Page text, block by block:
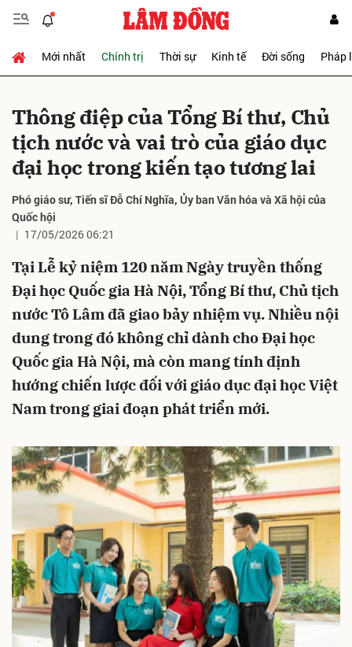
Mới nhất Chính trị Thời sự Kinh tế Đời sống Pháp
Thông điệp của Tổng Bí thư, Chủ
tịch nước và vai trò của giáo dục
đại học trong kiến tạo tương lai
Phó giáo sư, Tiến sĩ Đỗ Chí Nghĩa, Ủy ban Văn hóa và Xã hội của
Quốc hội
17/05/2026 06:21
Tại Lễ kỷ niệm 120 năm Ngày truyền thống
Đại học Quốc gia Hà Nội, Tổng Bí thư, Chủ tịch
nước Tô Lâm đã giao bảy nhiệm vụ. Nhiều nội
dung trong đó không chỉ dành cho Đại học
Quốc gia Hà Nội, mà còn mang tính định
hướng chiến lược đối với giáo dục đại học Việt
Nam trong giai đoạn phát triển mới.
Gửi bình luận